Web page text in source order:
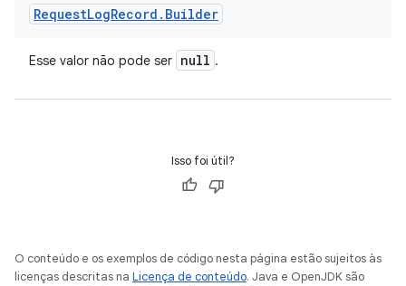
RequestLogRecord . Builder
Esse valor não pode ser null .
Isso foi útil?
O conteúdo e os exemplos de código nesta página estão sujeitos às
licenças descritas na Licença de conteúdo. Java e OpenJDK são